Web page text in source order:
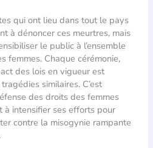
qui ont lieu dans tout le pays
à dénoncer ces meurtres, mais
le public à l’ensemble
femmes. Chaque cérémonie,
des lois en vigueur est
similaires. C’est
des droits des femmes
intensifier ses efforts pour
contre la misogynie rampante